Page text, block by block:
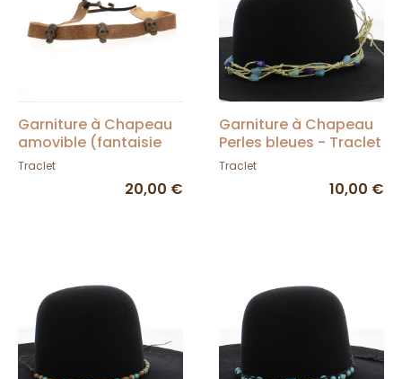
Garniture à Chapeau
amovible (fantaisie
tête de mort en cuir) -
Traclet
20,00 €
Garniture à Chapeau
Perles bleues - Traclet
Traclet
10,00 €